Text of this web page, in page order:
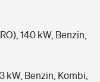
140 kW, Benzin,
kW, Benzin, Kombi,